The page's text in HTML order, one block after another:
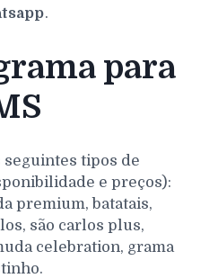
.
para
seguintes tipos de
e preços):
premium, batatais,
são carlos plus,
celebration, grama